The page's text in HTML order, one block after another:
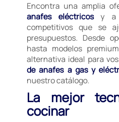
Encontra una amplia
anafes eléctricosy a
competitivos que se
presupuestos. Desde
hasta modelos
alternativa ideal para
de anafes a gas y
nuestro catálogo.
La mejor
cocinar